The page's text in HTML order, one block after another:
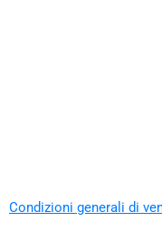
Condizioni generali di